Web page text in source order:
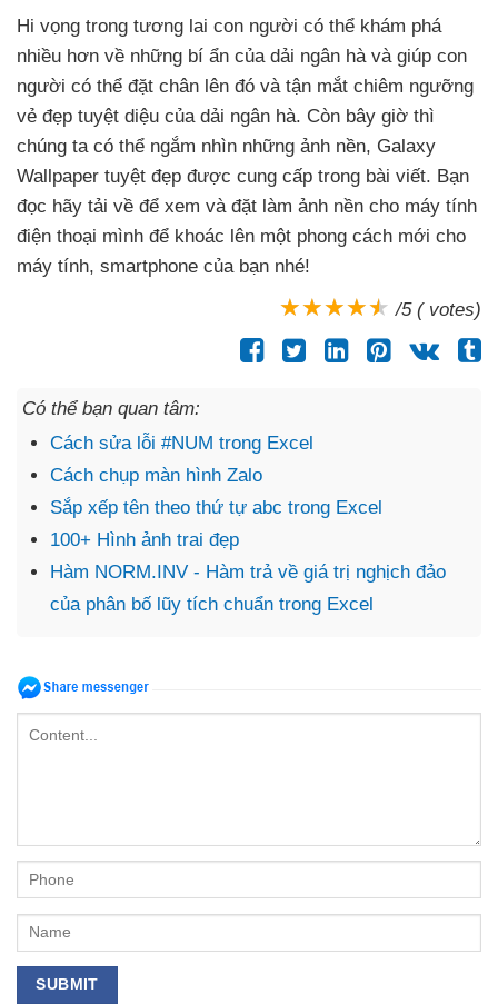
Hi vọng trong tương lai con người có thể khám phá
nhiều hơn về những bí ẩn của dải ngân hà và giúp con
người có thể đặt chân lên đó và tận mắt chiêm ngưỡng
vẻ đẹp tuyệt diệu của dải ngân hà. Còn bây giờ thì
chúng ta có thể ngắm nhìn những ảnh nền, Galaxy
Wallpaper tuyệt đẹp được cung cấp trong bài viết. Bạn
đọc hãy tải về để xem và đặt làm ảnh nền cho máy tính
điện thoại mình để khoác lên một phong cách mới cho
máy tính, smartphone của bạn nhé!
/5 ( votes)
Có thể bạn quan tâm:
Cách sửa lỗi #NUM trong Excel
Cách chụp màn hình Zalo
Sắp xếp tên theo thứ tự abc trong Excel
100+ Hình ảnh trai đẹp
Hàm NORM.INV - Hàm trả về giá trị nghịch đảo
của phân bố lũy tích chuẩn trong Excel